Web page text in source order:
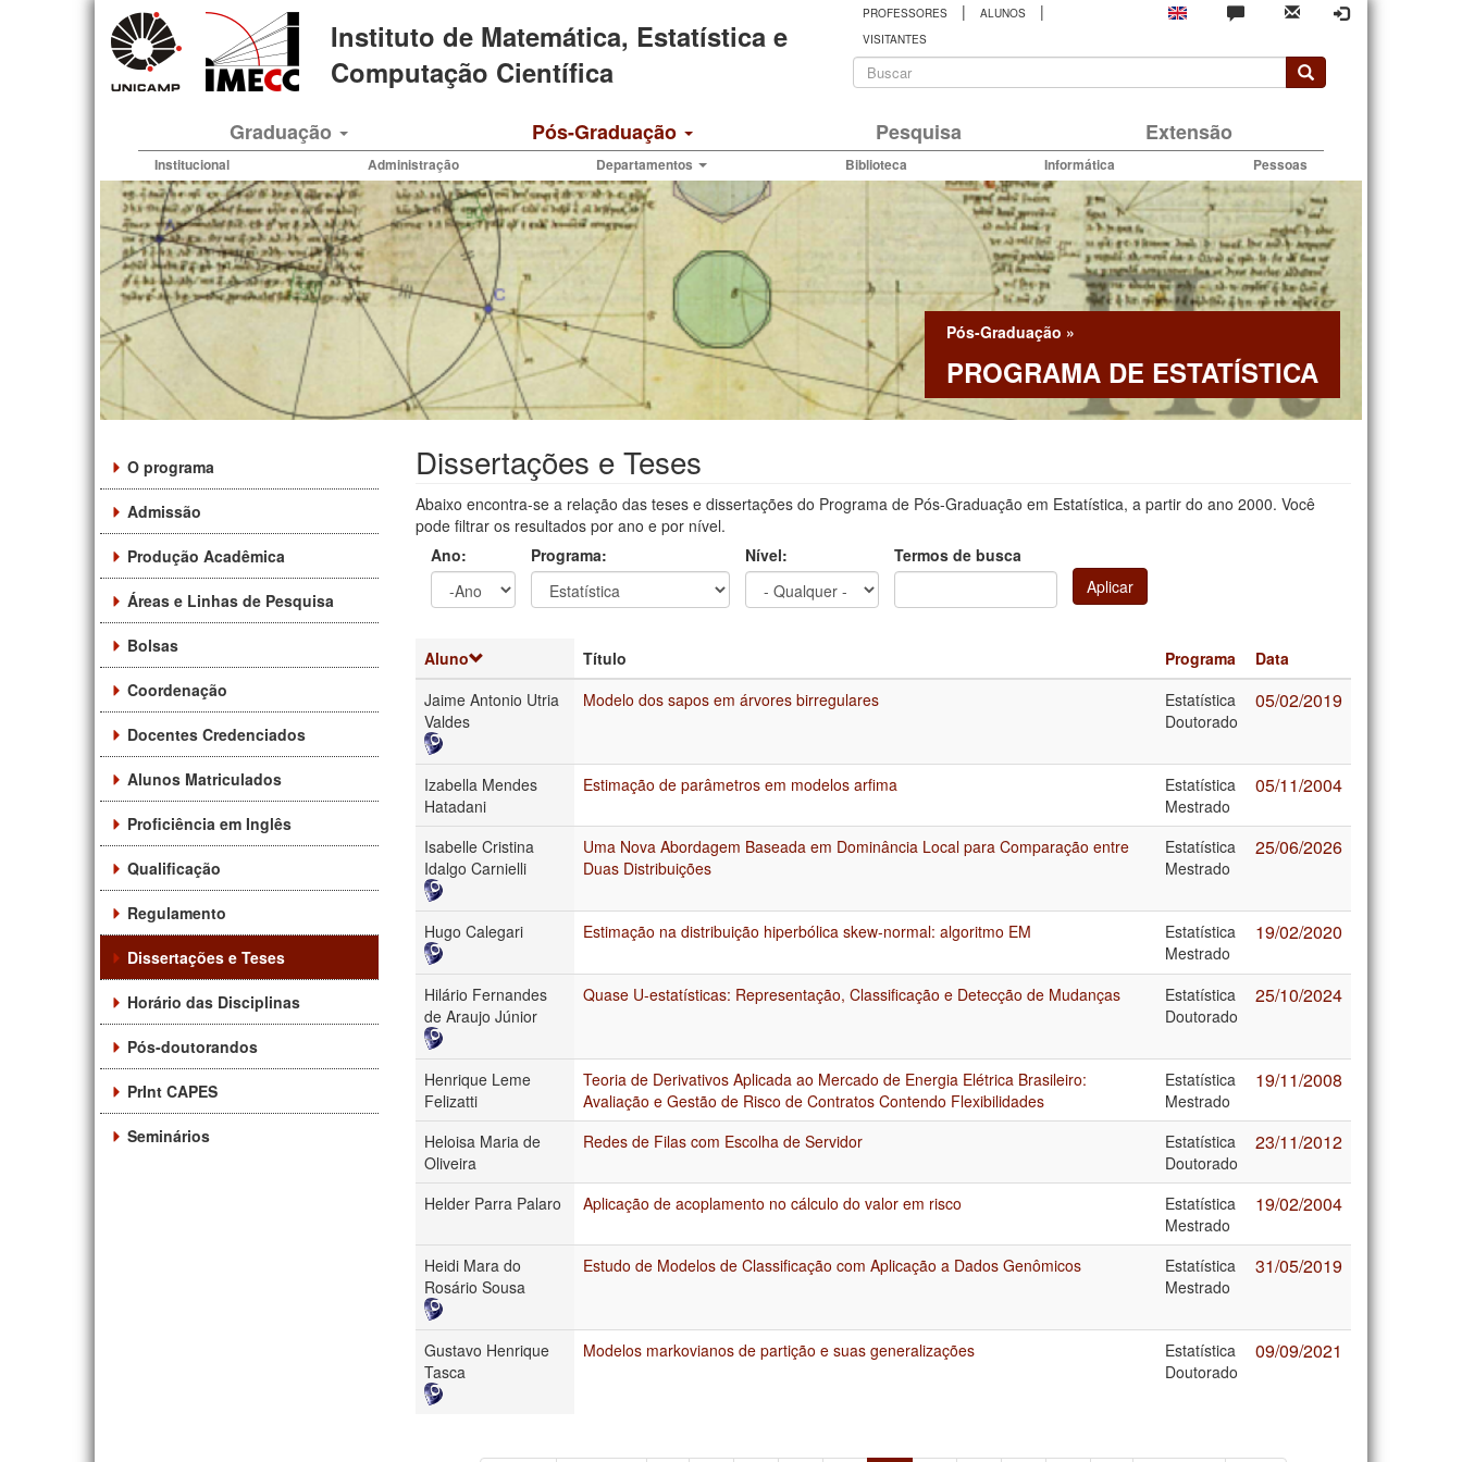
Instituto de Matemática, Estatística e
Computação Científica
PROFESSORES | ALUNOS |
VISITANTES
Formulário
busca
Graduação Pós-Graduação Pesquisa Extensão
Institucional Administração Departamentos Biblioteca Informática Pessoas
Pós-Graduação »
PROGRAMA DE ESTATÍSTICA
O programa
Admissão
Produção Acadêmica
Áreas e Linhas de Pesquisa
Bolsas
Coordenação
Docentes Credenciados
Alunos Matriculados
Proficiência em Inglês
Qualificação
Regulamento
Dissertações e Teses
Horário das Disciplinas
Pós-doutorandos
PrInt CAPES
Seminários
Dissertações e Teses
Abaixo encontra-se a relação das teses e dissertações do Programa de Pós-Graduação em Estatística, a partir do ano 2000. Você
pode filtrar os resultados por ano e por nível.
Ano:
Programa: Nível:
Termos de busca
Aplicar
Aluno Título Programa
Data
Jaime Antonio Utria
Valdes
Modelo dos sapos em árvores birregulares
Estatística
Doutorado
05/02/2019
Izabella Mendes
Hatadani
Estimação de parâmetros em modelos arfima
Estatística
Mestrado
05/11/2004
Isabelle Cristina
Idalgo Carnielli
Uma Nova Abordagem Baseada em Dominância Local para Comparação entre
Duas Distribuições
Estatística
Mestrado
25/06/2026
Hugo Calegari Estimação na distribuição hiperbólica skew-normal: algoritmo EM
Estatística
Mestrado
19/02/2020
Hilário Fernandes
de Araujo Júnior
Quase U-estatísticas: Representação, Classificação e Detecção de Mudanças
Estatística
Doutorado
25/10/2024
Henrique Leme
Felizatti
Teoria de Derivativos Aplicada ao Mercado de Energia Elétrica Brasileiro:
Avaliação e Gestão de Risco de Contratos Contendo Flexibilidades
Estatística
Mestrado
19/11/2008
Heloisa Maria de
Oliveira
Redes de Filas com Escolha de Servidor
Estatística
Doutorado
23/11/2012
Helder Parra Palaro Aplicação de acoplamento no cálculo do valor em risco
Estatística
Mestrado
19/02/2004
Heidi Mara do
Rosário Sousa
Estudo de Modelos de Classificação com Aplicação a Dados Genômicos
Estatística
Mestrado
31/05/2019
Gustavo Henrique
Tasca
Modelos markovianos de partição e suas generalizações
Estatística
Doutorado
09/09/2021